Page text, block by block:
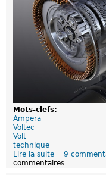
u
n
a
r
g
u
m
e
p
u
Mots-clefs:
Ampera
Voltec
Volt
technique
Lire la suite
e
9
commentaires